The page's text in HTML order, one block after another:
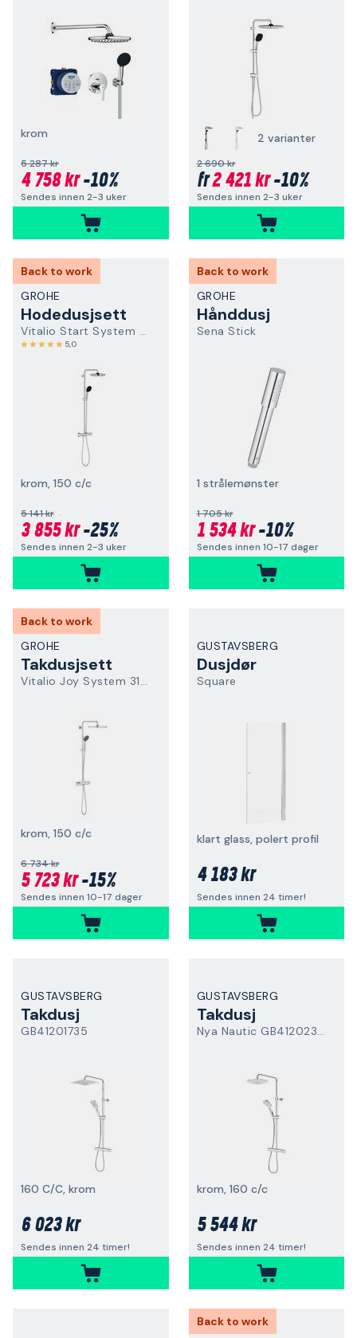
krom
5 287 kr
4 758 kr-10%
Sendes innen 2-3 uker
2 varianter
2 690 kr
fr2 421 kr-10%
Sendes innen 2-3 uker
Back to work
GROHE
Hodedusjsett
Vitalio Start System 250 26677001
5,0
krom, 150 c/c
5 141 kr
3 855 kr-25%
Sendes innen 2-3 uker
Back to work
GROHE
Hånddusj
Sena Stick
1 strålemønster
1 705 kr
1 534 kr-10%
Sendes innen 10-17 dager
Back to work
GROHE
Takdusjsett
Vitalio Joy System 310 26401001
krom, 150 c/c
6 734 kr
5 723 kr-15%
Sendes innen 10-17 dager
GUSTAVSBERG
Dusjdør
Square
klart glass, polert profil
4 183 kr
Sendes innen 24 timer!
GUSTAVSBERG
Takdusj
GB41201735
160 C/C, krom
6 023 kr
Sendes innen 24 timer!
GUSTAVSBERG
Takdusj
Nya Nautic GB41202330
krom, 160 c/c
5 544 kr
Sendes innen 24 timer!
Back to work